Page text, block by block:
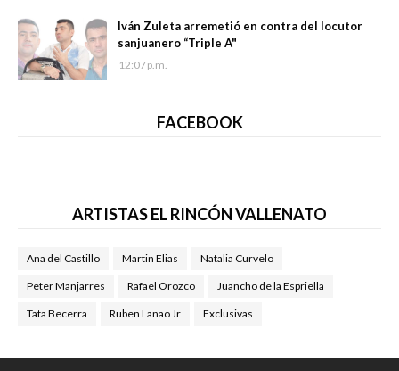
Iván Zuleta arremetió en contra del locutor
sanjuanero “Triple A"
12:07 p.m.
FACEBOOK
ARTISTAS EL RINCÓN VALLENATO
Ana del Castillo Martin Elias Natalia Curvelo
Peter Manjarres Rafael Orozco Juancho de la Espriella
Tata Becerra Ruben Lanao Jr Exclusivas